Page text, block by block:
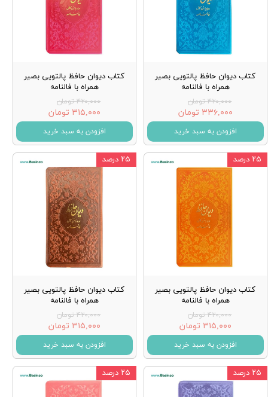
کتاب دیوان حافظ پالتویی بصیر
همراه با فالنامه
۴۲۰,۰۰۰ تومان
۳۳۶,۰۰۰ تومان
افزودن به سبد خرید
کتاب دیوان حافظ پالتویی بصیر
همراه با فالنامه
۴۲۰,۰۰۰ تومان
۳۱۵,۰۰۰ تومان
افزودن به سبد خرید
کتاب دیوان حافظ پالتویی بصیر
همراه با فالنامه
۴۲۰,۰۰۰ تومان
۳۱۵,۰۰۰ تومان
افزودن به سبد خرید
۲۵ درصد
کتاب دیوان حافظ پالتویی بصیر
همراه با فالنامه
۴۲۰,۰۰۰ تومان
۳۱۵,۰۰۰ تومان
افزودن به سبد خرید
۲۵ درصد
۲۵ درصد ۲۵ درصد